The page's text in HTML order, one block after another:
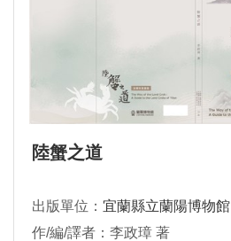
陸蟹之道
出版單位： 宜蘭縣立蘭陽博物館
作/編/譯者：李政璋 著